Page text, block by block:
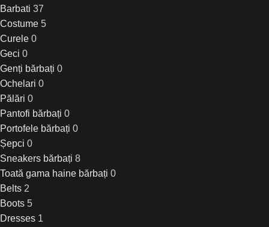
Barbati 37
Costume 5
Curele 0
Geci 0
Genți bărbați 0
Ochelari 0
Pălări 0
Pantofi bărbați 0
Portofele bărbați 0
Șepci 0
Sneakers bărbați 8
Toată gama haine bărbați 0
Belts 2
Boots 5
Dresses 1